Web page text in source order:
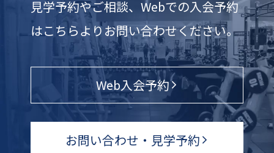
見学予約やご相談、Webでの入会予約
はこちらよりお問い合わせください。
Web入会予約
お問い合わせ・見学予約